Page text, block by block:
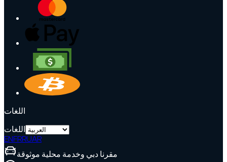
اللغات
اللغات
EN FRRUAR
مقرنا دبي وخدمة محلية موثوقة